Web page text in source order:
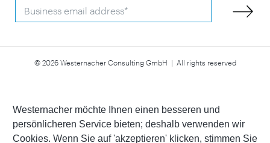
Westernacher möchte Ihnen einen besseren und
persönlicheren Service bieten; deshalb verwenden wir
Cookies. Wenn Sie auf 'akzeptieren' klicken, stimmen Sie
© 2026 Westernacher Consulting GmbH | All rights reserved